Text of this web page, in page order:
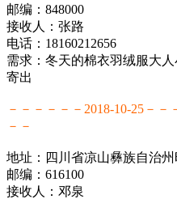
邮编：848000
接收人：张路
电话：18160212656
需求：冬天的棉衣羽绒服大
寄出
－－－－－－2018-10-25－
－－
地址：四川省凉山彝族自治
邮编：616100
接收人：邓泉